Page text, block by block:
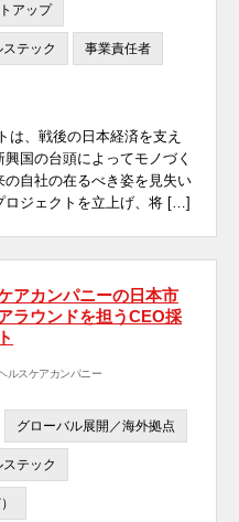
アップ
テック 事業責任者
は、戦後の日本経済を支え
国の台頭によってモノづく
自社の在るべき姿を見失い
ロジェクトを立上げ、将 […]
アカンパニーの日本市
ラウンドを担うCEO採
ルスケアカンパニー
グローバル展開／海外拠点
テック